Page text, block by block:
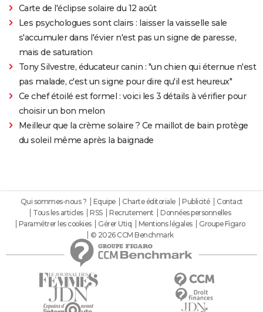
Carte de l'éclipse solaire du 12 août
Les psychologues sont clairs : laisser la vaisselle sale
s'accumuler dans l'évier n'est pas un signe de paresse,
mais de saturation
Tony Silvestre, éducateur canin : "un chien qui éternue n'est
pas malade, c'est un signe pour dire qu'il est heureux"
Ce chef étoilé est formel : voici les 3 détails à vérifier pour
choisir un bon melon
Meilleur que la crème solaire ? Ce maillot de bain protège
du soleil même après la baignade
Qui sommes-nous ? Equipe Charte éditoriale Publicité
Contact
Tous les articles
RSS Recrutement
Données personnelles
Paramétrer les cookies
Gérer Utiq Mentions légales
Groupe Figaro
© 2026 CCM Benchmark